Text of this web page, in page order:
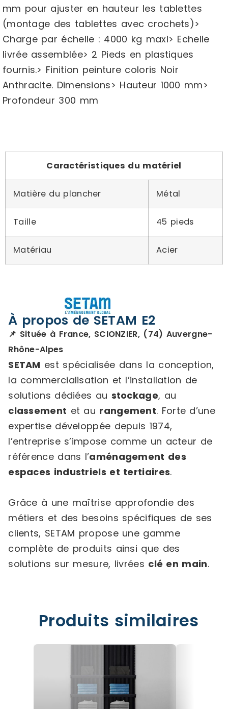
mm pour ajuster en hauteur les tablettes
(montage des tablettes avec crochets)>
Charge par échelle : 4000 kg maxi> Echelle
livrée assemblée> 2 Pieds en plastiques
fournis.> Finition peinture coloris Noir
Anthracite. Dimensions> Hauteur 1000 mm>
Profondeur 300 mm
Caractéristiques du matériel
Matière du plancher Métal
Taille 45 pieds
Matériau Acier
À propos de SETAM E2
📌 Située à France, SCIONZIER, (74) Auvergne-
Rhône-Alpes
SETAM est spécialisée dans la conception,
la commercialisation et l’installation de
solutions dédiées au stockage, au
classement et au rangement. Forte d’une
expertise développée depuis 1974,
l’entreprise s’impose comme un acteur de
référence dans l’aménagement des
espaces industriels et tertiaires.
Grâce à une maîtrise approfondie des
métiers et des besoins spécifiques de ses
clients, SETAM propose une gamme
complète de produits ainsi que des
solutions sur mesure, livrées clé en main.
Produits similaires